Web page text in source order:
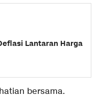
Lantaran Harga
bersama.